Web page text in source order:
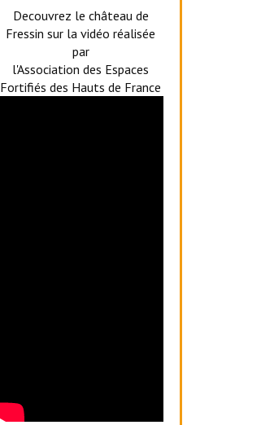
Decouvrez le château de
Fressin sur la vidéo réalisée
par
l'Association des Espaces
Fortifiés des Hauts de France